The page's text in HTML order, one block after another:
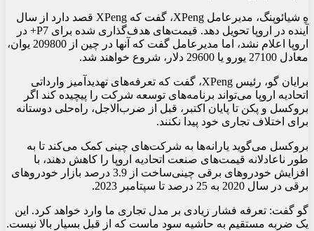
هِ شیائوپنگ، مدیرعامل XPeng، گفت که XPeng قصد دارد از سال
آینده در اروپا تحویل دهد. قیمت‌های هدف‌گذاری شده برای P7+ در
اروپا اعلام نشد، اما مدیرعامل گفت که آنها در چین از 209800 یوان،
معادل 27100 یورو یا 29600 دلار، شروع خواهند شد.
برایان گو، رئیس XPeng، گفت که تعرفه‌های تهدیدآمیز وارداتی
اتحادیه اروپا می‌تواند برنامه‌های توسعه شرکت را پیچیده کند اگر
بروکسل و پکن تا پایان اکتبر، قبل از ضرب‌الاجل، راه‌حلی دوستانه
برای اختلاف تجاری خود پیدا نکنند.
بروکسل می‌گوید یارانه‌ها به شرکت‌های چینی کمک می‌کند تا به
طور ناعادلانه قیمت‌های صنعت اتحادیه اروپا را کاهش دهند، با
افزایش خودروهای برقی چینی‌ساخت از 3.9 درصد بازار خودروهای
برقی در سال 2020 به 25 درصد تا سپتامبر 2023.
گو گفت: تعرفه فشار زیادی بر مدل تجاری ما وارد خواهد کرد. این
یک ضربه مستقیم به حاشیه سود ماست که از قبل بسیار بالا نیست.